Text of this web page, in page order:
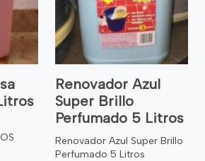
Renovador Azul
Super Brillo
Perfumado 5 Litros
Renovador Azul Super Brillo
Perfumado 5 Litros